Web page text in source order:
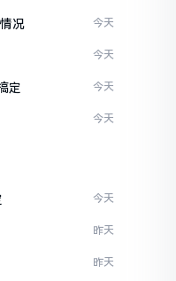
况 今天
今天
定 今天
今天
今天
昨天
昨天